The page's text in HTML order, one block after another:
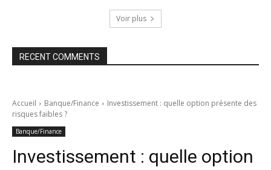
Voir plus
RECENT COMMENTS